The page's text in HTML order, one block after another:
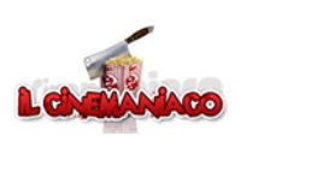
contenuto